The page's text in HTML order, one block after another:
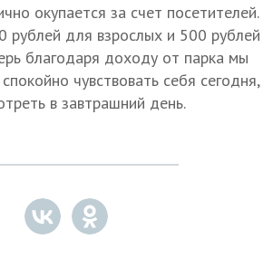
окупается за счет посетителей.
рублей для взрослых и 500 рублей
благодаря доходу от парка мы
чувствовать себя сегодня,
в завтрашний день.